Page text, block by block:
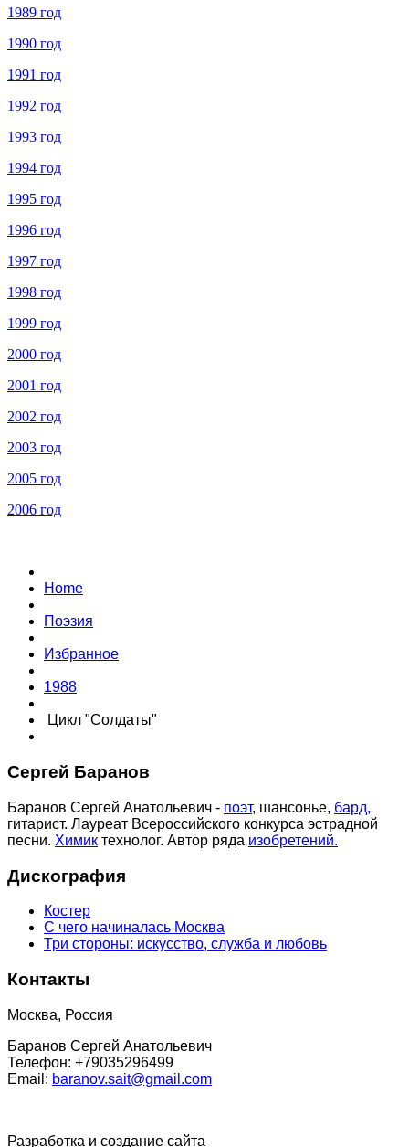
1989 год
1990 год
1991 год
1992 год
1993 год
1994 год
1995 год
1996 год
1997 год
1998 год
1999 год
2000 год
2001 год
2002 год
2003 год
2005 год
2006 год
Home
Поэзия
Избранное
1988
Цикл "Солдаты"
Сергей Баранов
Баранов Сергей Анатольевич - поэт, шансонье, бард,
гитарист. Лауреат Всероссийского конкурса эстрадной
песни. Химик технолог. Автор ряда изобретений.
Дискография
Костер
С чего начиналась Москва
Три стороны: искусство, служба и любовь
Контакты
Москва, Россия
Баранов Сергей Анатольевич
Телефон: +79035296499
Email: baranov.sait@gmail.com
Разработка и создание сайта